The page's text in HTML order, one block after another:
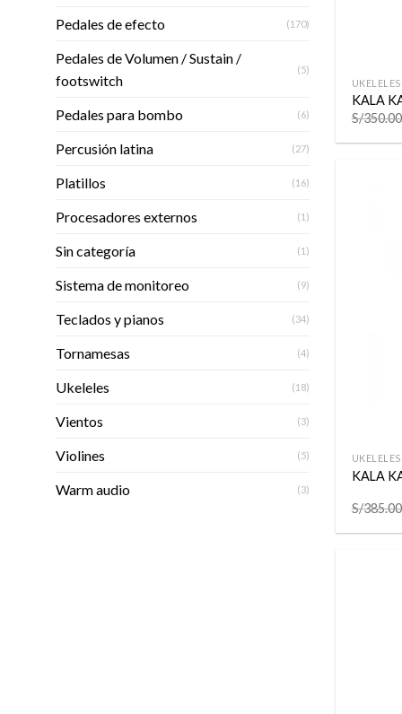
Pedales de efecto (170)
Pedales de Volumen / Sustain /
footswitch
(5)
Pedales para bombo (6)
Percusión latina (27)
Platillos (16)
Procesadores externos (1)
Sin categoría (1)
Sistema de monitoreo (9)
Teclados y pianos (34)
Tornamesas (4)
Ukeleles (18)
Vientos (3)
Violines (5)
Warm audio (3)
UKELELES
KALA
S/350.00
UKELELES
KALA
S/385.00